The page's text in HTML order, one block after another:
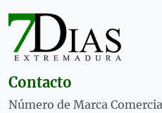
Contacto
Número de Marca